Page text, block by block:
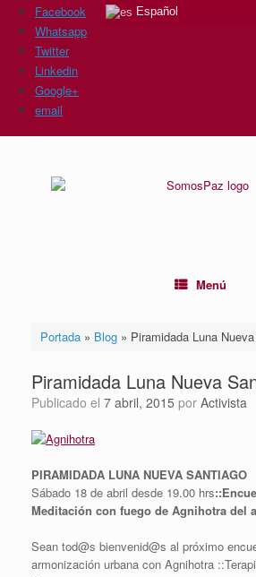
Facebook
Whatsapp
Twitter
Linkedin
Google+
email
Menú
Portada» Blog» Piramidada Luna
Piramidada Luna Nueva
Publicado el 7 abril, 2015 por Activista
PIRAMIDADA LUNA NUEVA SANTIAGO
Sábado 18 de abril desde 19.00 hrs
Meditación con fuego de Agnihotra del
Sean tod@s bienvenid@s al próximo
armonización urbana con Agnihotra
Español